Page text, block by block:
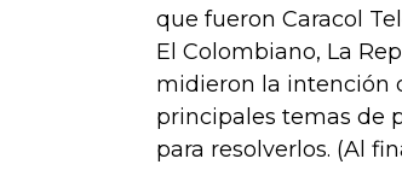
que fueron Caracol
El Colombiano, La
midieron la intención
principales temas de
para resolverlos. (Al